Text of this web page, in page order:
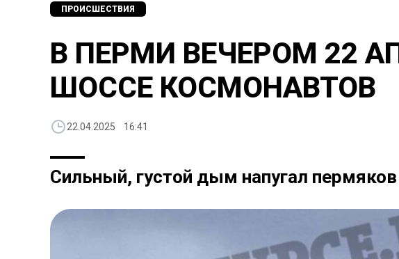
ПРОИСШЕСТВИЯ
В ПЕРМИ ВЕЧЕРОМ 22
ШОССЕ КОСМОНАВТОВ
22.04.2025 16:41
Сильный, густой дым напугал пермяков